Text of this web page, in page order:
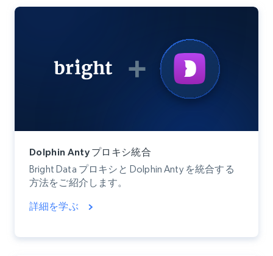
Dolphin Anty プロキシ統合
Bright Data プロキシと Dolphin Anty を統合する
方法をご紹介します。
詳細を学ぶ